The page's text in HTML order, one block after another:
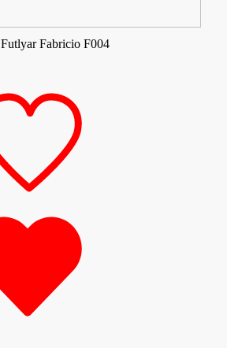
Futlyar Fabricio F004